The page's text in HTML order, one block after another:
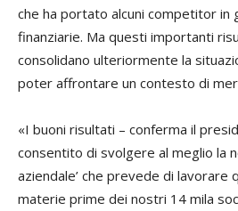
che ha portato alcuni competitor in
finanziarie. Ma questi importanti
consolidano ulteriormente la
poter affrontare un contesto di
«I buoni risultati – conferma il
consentito di svolgere al meglio la
aziendale’ che prevede di lavorare
materie prime dei nostri 14 mila